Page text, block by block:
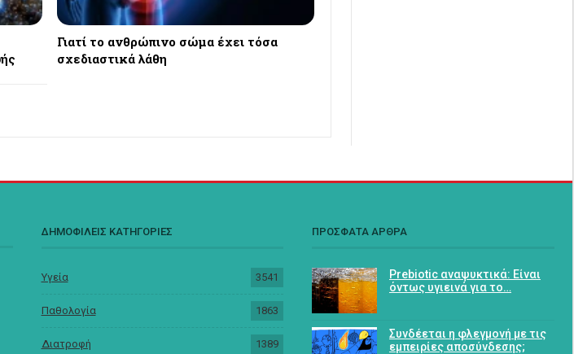
Γιατί το ανθρώπινο σώμα έχει τόσα
σχεδιαστικά λάθη
ΔΗΜΟΦΙΛΕΙΣ ΚΑΤΗΓΟΡΙΕΣ
Υγεία 3541
Παθολογία 1863
Διατροφή 1389
ΠΡΟΣΦΑΤΑ ΑΡΘΡΑ
Prebiotic αναψυκτικά: Είναι
όντως υγιεινά για το…
Συνδέεται η φλεγμονή με τις
εμπειρίες αποσύνδεσης;